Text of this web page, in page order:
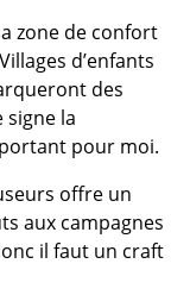
zone de confort
d’enfants
des
signe la
pour moi.
offre un
aux campagnes
il faut un craft